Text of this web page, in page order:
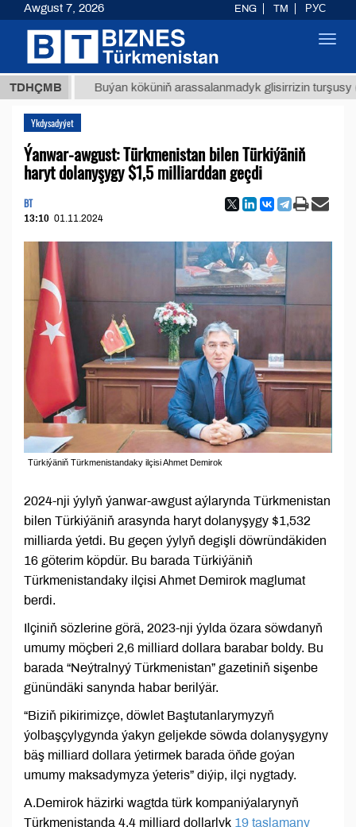
TDHÇMBBuýan köküniň arassalanmadyk glisirrizin turşusy (t.)
Ykdysadyýet
Ýanwar-awgust: Türkmenistan bilen Türkiýäniň
haryt dolanyşygy $1,5 milliarddan geçdi
BT
13:10 01.11.2024
Türkiýäniň Türkmenistandaky ilçisi Ahmet Demirok
2024-nji ýylyň ýanwar-awgust aýlarynda Türkmenistan
bilen Türkiýäniň arasynda haryt dolanyşygy $1,532
milliarda ýetdi. Bu geçen ýylyň degişli döwründäkiden
16 göterim köpdür. Bu barada Türkiýäniň
Türkmenistandaky ilçisi Ahmet Demirok maglumat
berdi.
Ilçiniň sözlerine görä, 2023-nji ýylda özara söwdanyň
umumy möçberi 2,6 milliard dollara barabar boldy. Bu
barada “Neýtralnyý Türkmenistan” gazetiniň sişenbe
günündäki sanynda habar berilýär.
“Biziň pikirimizçe, döwlet Baştutanlarymyzyň
ýolbaşçylygynda ýakyn geljekde söwda dolanyşygyny
bäş milliard dollara ýetirmek barada öňde goýan
umumy maksadymyza ýeteris” diýip, ilçi nygtady.
A.Demirok häzirki wagtda türk kompaniýalarynyň
Türkmenistanda 4,4 milliard dollarlyk 19 taslamany
Awgust 7, 2026 ENG TM РУС